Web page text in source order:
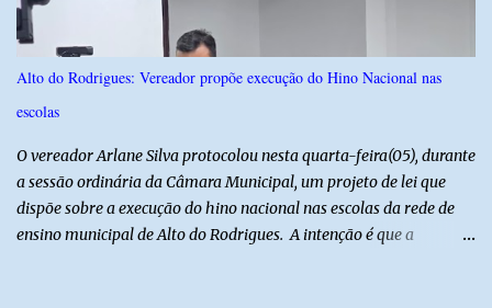
oficiais. Fábio Luís é alvo de inquérito aberto nesta quinta-feira,
30, a pedido da PF, que apura se ele utilizou a influência do pai
para defender interesses empresariais com a administração
pública. Segundo a Polícia Federal, a atuação dele contou com a
ajuda de Luchsinger e se concentrou no Ministério da Saúde e no
Alto do Rodrigues: Vereador propõe execução do Hino Nacional nas
escolas
O vereador Arlane Silva protocolou nesta quarta-feira(05), durante
a sessão ordinária da Câmara Municipal, um projeto de lei que
dispõe sobre a execução do hino nacional nas escolas da rede de
ensino municipal de Alto do Rodrigues. A intenção é que a